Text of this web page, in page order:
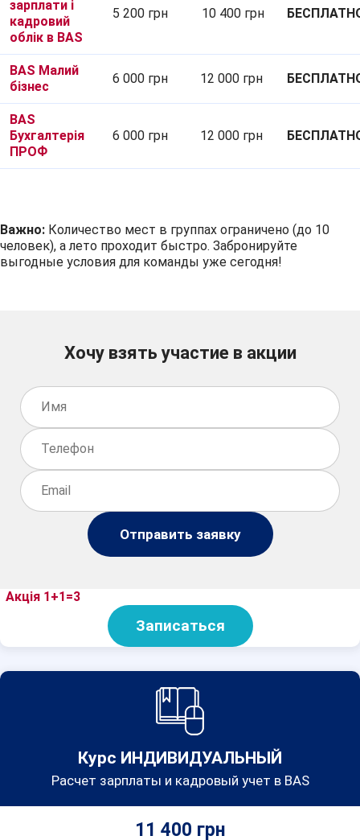
зарплати і
кадровий
облік в BAS
5 200 грн 10 400 грн
BAS Малий
бізнес
6 000 грн 12 000 грн
BAS
Бухгалтерія
ПРОФ
6 000 грн 12 000 грн
Важно: Количество мест в группах ограничено (до 10
человек), а лето проходит быстро. Забронируйте
выгодные условия для команды уже сегодня!
Хочу взять участие в акции
Отправить заявку
Акція 1+1=3
Записаться
Курс ИНДИВИДУАЛЬНЫЙ
Расчет зарплаты и кадровый учет в BAS
11 400 грн